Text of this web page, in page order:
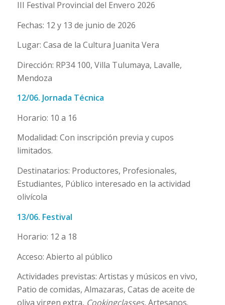
III Festival Provincial del Envero 2026
Fechas: 12 y 13 de junio de 2026
Lugar: Casa de la Cultura Juanita Vera
Dirección: RP34 100, Villa Tulumaya, Lavalle,
Mendoza
12/06. Jornada Técnica
Horario: 10 a 16
Modalidad: Con inscripción previa y cupos
limitados.
Destinatarios: Productores, Profesionales,
Estudiantes, Público interesado en la actividad
olivícola
13/06. Festival
Horario: 12 a 18
Acceso: Abierto al público
Actividades previstas: Artistas y músicos en vivo,
Patio de comidas, Almazaras, Catas de aceite de
oliva virgen extra, Cookingclasses, Artesanos.